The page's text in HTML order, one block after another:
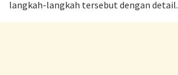
langkah-langkah tersebut dengan detail.